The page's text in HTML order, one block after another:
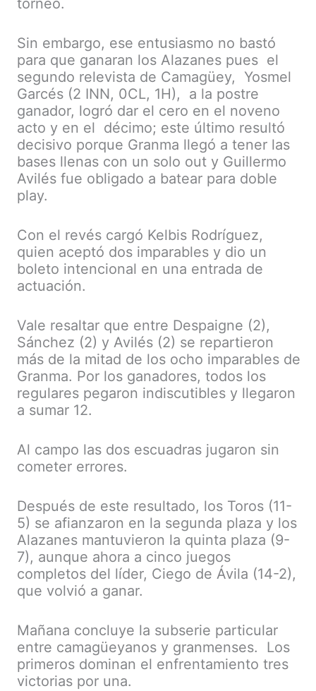
torneo.
Sin embargo, ese entusiasmo no bastó
para que ganaran los Alazanes pues el
segundo relevista de Camagüey, Yosmel
Garcés (2 INN, 0CL, 1H), a la postre
ganador, logró dar el cero en el noveno
acto y en el décimo; este último resultó
decisivo porque Granma llegó a tener las
bases llenas con un solo out y Guillermo
Avilés fue obligado a batear para doble
play.
Con el revés cargó Kelbis Rodríguez,
quien aceptó dos imparables y dio un
boleto intencional en una entrada de
actuación.
Vale resaltar que entre Despaigne (2),
Sánchez (2) y Avilés (2) se repartieron
más de la mitad de los ocho imparables de
Granma. Por los ganadores, todos los
regulares pegaron indiscutibles y llegaron
a sumar 12.
Al campo las dos escuadras jugaron sin
cometer errores.
Después de este resultado, los Toros (11-
5) se afianzaron en la segunda plaza y los
Alazanes mantuvieron la quinta plaza (9-
7), aunque ahora a cinco juegos
completos del líder, Ciego de Ávila (14-2),
que volvió a ganar.
Mañana concluye la subserie particular
entre camagüeyanos y granmenses. Los
primeros dominan el enfrentamiento tres
victorias por una.